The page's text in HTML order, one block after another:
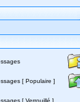
[ Populaire ]
[ Verrouillé ]